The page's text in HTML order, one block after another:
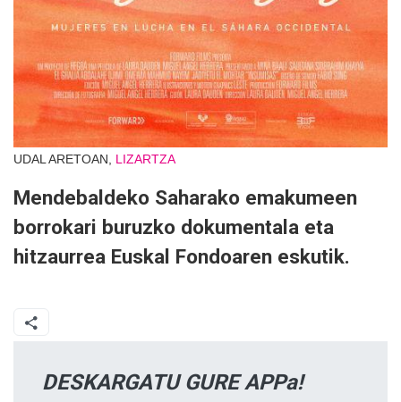
UDAL ARETOAN, LIZARTZA
Mendebaldeko Saharako emakumeen
borrokari buruzko dokumentala eta
hitzaurrea Euskal Fondoaren eskutik.
DESKARGATU GURE APPa!